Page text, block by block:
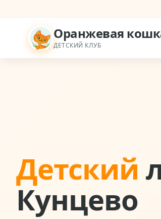
Оранжевая
ДЕТСКИЙ КЛУБ
Детский
Кунцево